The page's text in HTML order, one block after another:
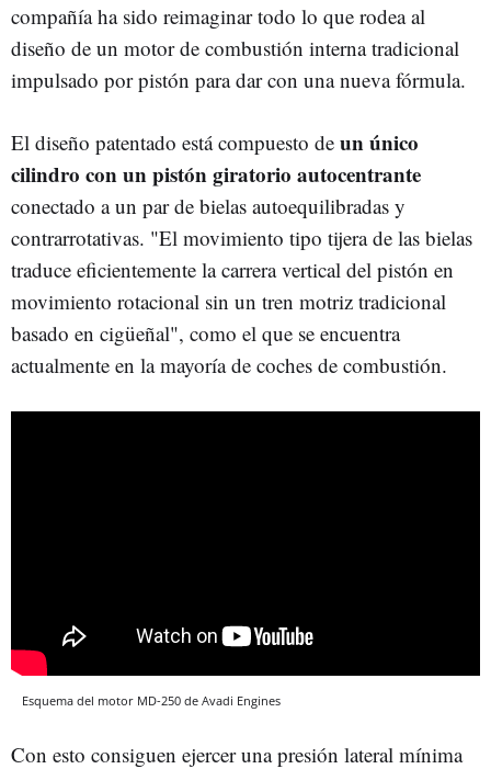
compañía ha sido reimaginar todo lo que rodea al
diseño de un motor de combustión interna tradicional
impulsado por pistón para dar con una nueva fórmula.
El diseño patentado está compuesto de un único
cilindro con un pistón giratorio autocentrante
conectado a un par de bielas autoequilibradas y
contrarrotativas. "El movimiento tipo tijera de las bielas
traduce eficientemente la carrera vertical del pistón en
movimiento rotacional sin un tren motriz tradicional
basado en cigüeñal", como el que se encuentra
actualmente en la mayoría de coches de combustión.
Esquema del motor MD-250 de Avadi Engines
Con esto consiguen ejercer una presión lateral mínima